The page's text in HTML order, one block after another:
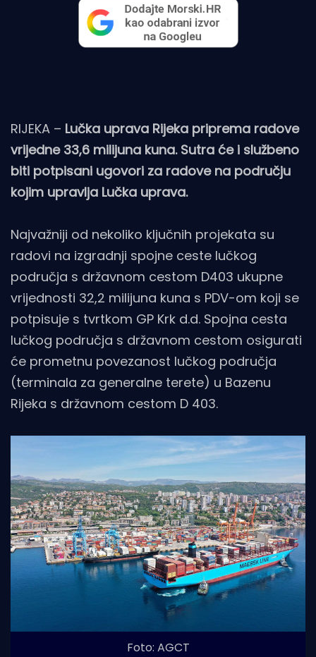
RIJEKA – Lučka uprava Rijeka priprema radove
vrijedne 33,6 milijuna kuna. Sutra će i službeno
biti potpisani ugovori za radove na području
kojim upravlja Lučka uprava.
Najvažniji od nekoliko ključnih projekata su
radovi na izgradnji spojne ceste lučkog
područja s državnom cestom D403 ukupne
vrijednosti 32,2 milijuna kuna s PDV-om koji se
potpisuje s tvrtkom GP Krk d.d. Spojna cesta
lučkog područja s državnom cestom osigurati
će prometnu povezanost lučkog područja
(terminala za generalne terete) u Bazenu
Rijeka s državnom cestom D 403.
Foto: AGCT